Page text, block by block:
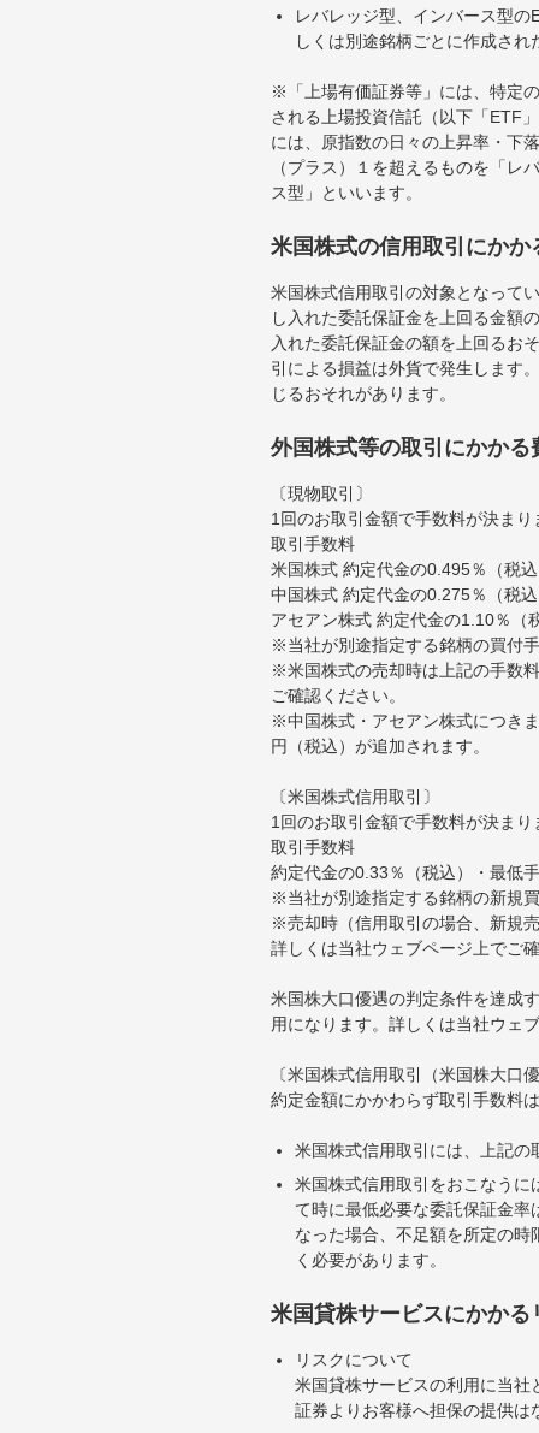
レバレッジ型、インバース型
しくは別途銘柄ごとに作成さ
※「上場有価証券等」には、特定
される上場投資信託（以下「ETF
には、原指数の日々の上昇率・下
（プラス）１を超えるものを「
ス型」といいます。
米国株式の信用取引にかか
米国株式信用取引の対象となって
し入れた委託保証金を上回る金額
入れた委託保証金の額を上回るお
引による損益は外貨で発生します
じるおそれがあります。
外国株式等の取引にかかる
〔現物取引〕
1回のお取引金額で手数料が決まり
取引手数料
米国株式 約定代金の0.495％（税
中国株式 約定代金の0.275％（税
アセアン株式 約定代金の1.10％（
※当社が別途指定する銘柄の買付
※米国株式の売却時は上記の手数
ご確認ください。
※中国株式・アセアン株式につき
円（税込）が追加されます。
〔米国株式信用取引〕
1回のお取引金額で手数料が決まり
取引手数料
約定代金の0.33％（税込）・最低
※当社が別途指定する銘柄の新規
※売却時（信用取引の場合、新規
詳しくは当社ウェブページ上でご
米国株大口優遇の判定条件を達成
用になります。詳しくは当社ウェ
〔米国株式信用取引（米国株大口
約定金額にかかわらず取引手数料
米国株式信用取引には、上記
米国株式信用取引をおこなう
て時に最低必要な委託保証金
なった場合、不足額を所定の
く必要があります。
米国貸株サービスにかかる
リスクについて
米国貸株サービスの利用に当
証券よりお客様へ担保の提供